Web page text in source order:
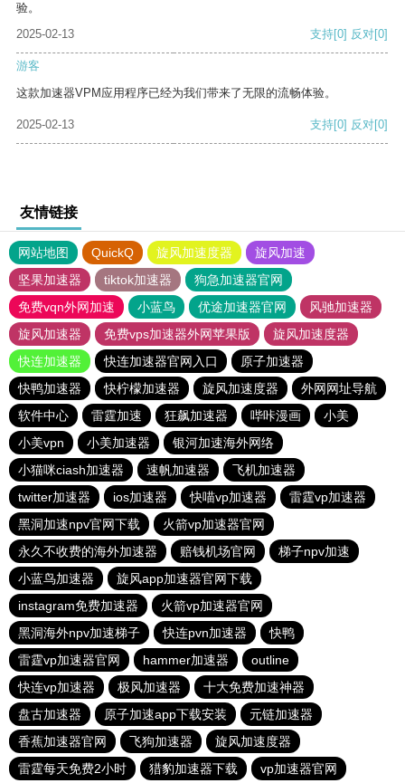
验。
2025-02-13
支持[0] 反对[0]
游客
这款加速器VPM应用程序已经为我们带来了无限的流畅体验。
2025-02-13 支持[0] 反对[0]
友情链接
网站地图 QuickQ 旋风加速度器
旋风加速
坚果加速器
tiktok加速器
狗急加速器官网
免费vqn外网加速
小蓝鸟 优途加速器官网
风驰加速器
旋风加速器
免费vps加速器外网苹果版
旋风加速度器
快连加速器
快连加速器官网入口
原子加速器
快鸭加速器
快柠檬加速器 旋风加速度器
外网网址导航
软件中心
雷霆加速 狂飙加速器 哔咔漫画
小美
小美vpn
小美加速器
银河加速海外网络
小猫咪ciash加速器
速帆加速器
飞机加速器
twitter加速器
ios加速器 快喵vp加速器
雷霆vp加速器
黑洞加速npv官网下载
火箭vp加速器官网
永久不收费的海外加速器
赔钱机场官网
梯子npv加速
小蓝鸟加速器
旋风app加速器官网下载
instagram免费加速器
火箭vp加速器官网
黑洞海外npv加速梯子
快连pvn加速器
快鸭
雷霆vp加速器官网
hammer加速器
outline
快连vp加速器
极风加速器
十大免费加速神器
盘古加速器
原子加速app下载安装
元链加速器
香蕉加速器官网
飞狗加速器
旋风加速度器
雷霆每天免费2小时
猎豹加速器下载 vp加速器官网